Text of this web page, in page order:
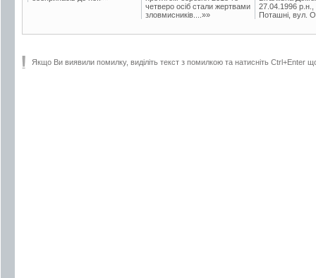
четверо осіб стали жертвами
зловмисників....»»
27.04.1996 р.н.,
Поташні, вул.
Якщо Ви виявили помилку, виділіть текст з помилкою та натисніть Ctrl+Enter